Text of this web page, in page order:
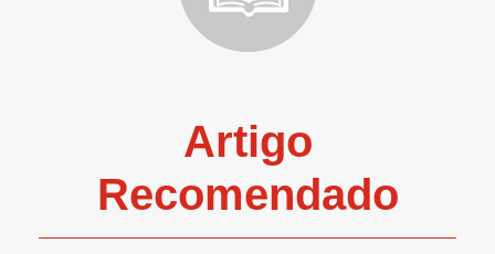
Artigo
Recomendado